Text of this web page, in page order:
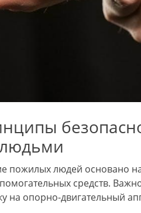
пожилых людей основано
средств.
на опорно-двигательный